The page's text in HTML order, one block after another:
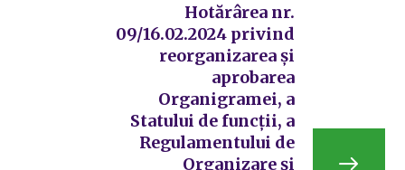
Hotărârea nr.
09/16.02.2024 privind
reorganizarea și
aprobarea
Organigramei, a
Statului de funcții, a
Regulamentului de
Organizare și